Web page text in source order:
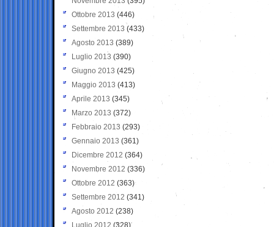
Ottobre 2013 (446)
Settembre 2013 (433)
Agosto 2013 (389)
Luglio 2013 (390)
Giugno 2013 (425)
Maggio 2013 (413)
Aprile 2013 (345)
Marzo 2013 (372)
Febbraio 2013 (293)
Gennaio 2013 (361)
Dicembre 2012 (364)
Novembre 2012 (336)
Ottobre 2012 (363)
Settembre 2012 (341)
Agosto 2012 (238)
Luglio 2012 (328)